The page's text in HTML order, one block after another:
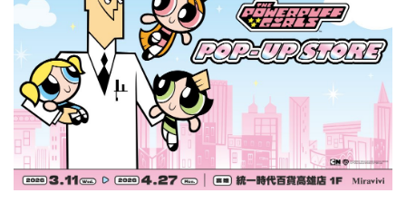
機
車
試
駕
影
音
台
灣